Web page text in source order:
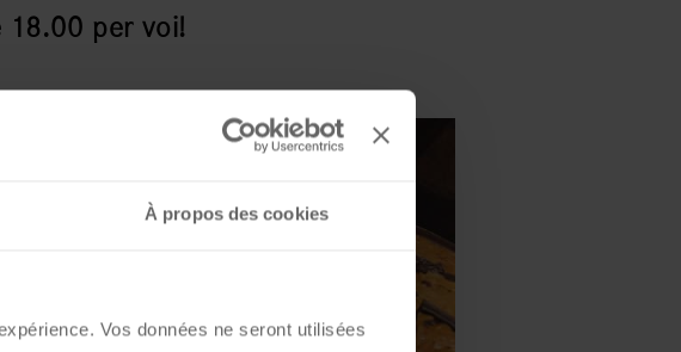
À propos des cookies
Vos données ne seront utilisées
per voi!